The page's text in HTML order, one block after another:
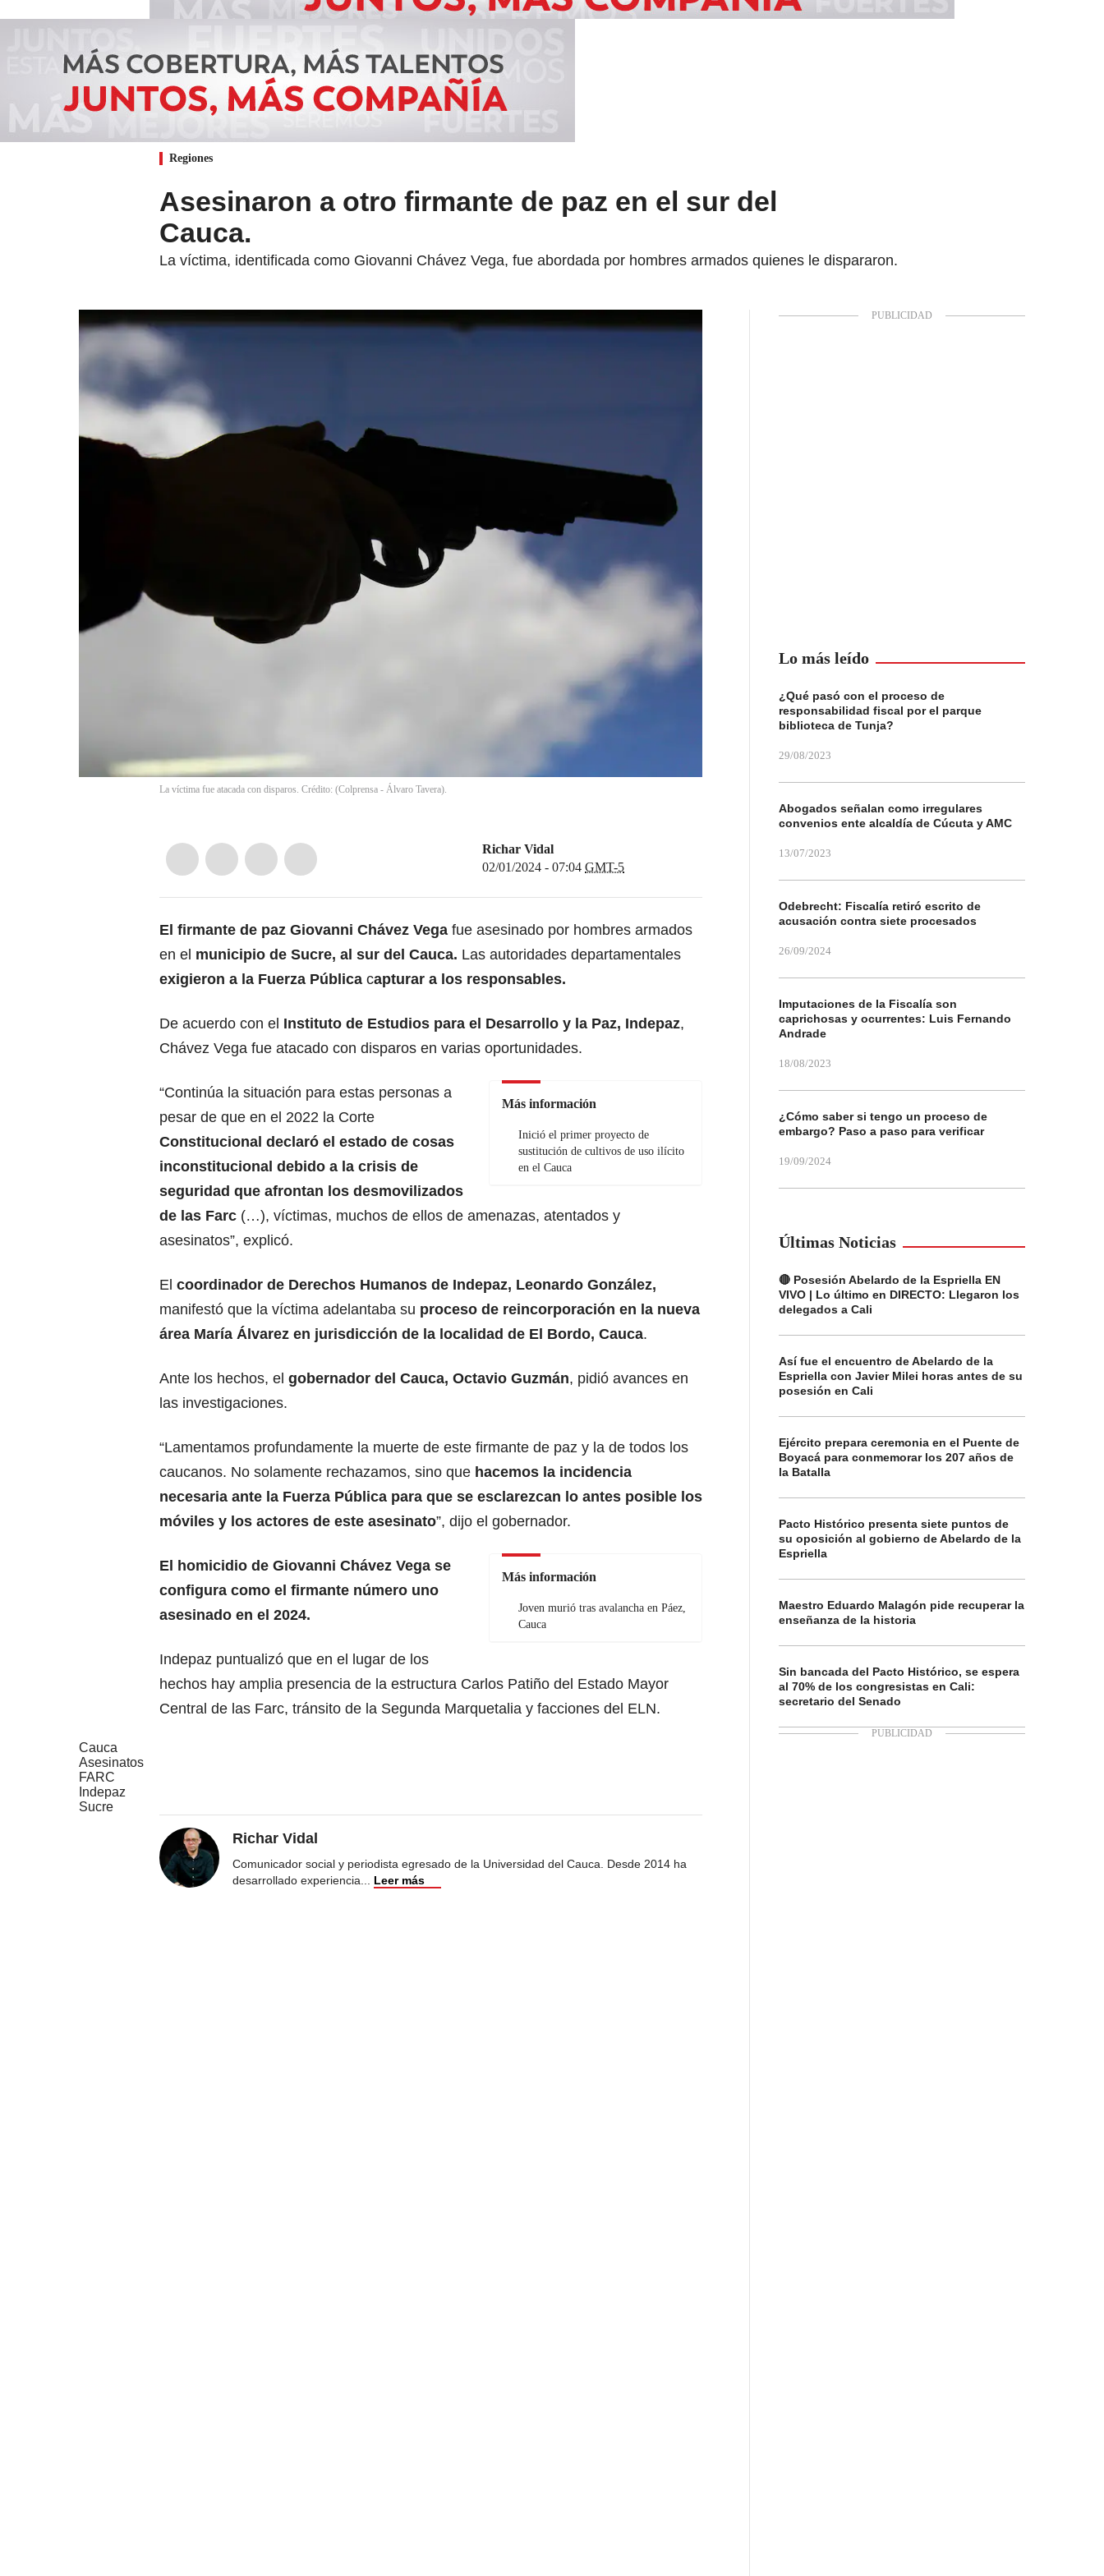
Regiones
Asesinaron a otro firmante de paz en el sur del
Cauca.
La víctima, identificada como Giovanni Chávez Vega, fue abordada por hombres armados quienes le dispararon.
La víctima fue atacada con disparos. Crédito: (Colprensa - Álvaro Tavera).
Richar Vidal
02/01/2024 - 07:04 GMT-5
El firmante de paz Giovanni Chávez Vega fue asesinado por hombres armados
en el municipio de Sucre, al sur del Cauca. Las autoridades departamentales
exigieron a la Fuerza Pública capturar a los responsables.
De acuerdo con el Instituto de Estudios para el Desarrollo y la Paz, Indepaz,
Chávez Vega fue atacado con disparos en varias oportunidades.
Más información
Inició el primer proyecto de
sustitución de cultivos de uso ilícito
en el Cauca
“Continúa la situación para estas personas a
pesar de que en el 2022 la Corte
Constitucional declaró el estado de cosas
inconstitucional debido a la crisis de
seguridad que afrontan los desmovilizados
de las Farc (…), víctimas, muchos de ellos de amenazas, atentados y
asesinatos”, explicó.
El coordinador de Derechos Humanos de Indepaz, Leonardo González,
manifestó que la víctima adelantaba su proceso de reincorporación en la nueva
área María Álvarez en jurisdicción de la localidad de El Bordo, Cauca.
Ante los hechos, el gobernador del Cauca, Octavio Guzmán, pidió avances en
las investigaciones.
“Lamentamos profundamente la muerte de este firmante de paz y la de todos los
caucanos. No solamente rechazamos, sino que hacemos la incidencia
necesaria ante la Fuerza Pública para que se esclarezcan lo antes posible los
móviles y los actores de este asesinato”, dijo el gobernador.
Más información
Joven murió tras avalancha en Páez,
Cauca
El homicidio de Giovanni Chávez Vega se
configura como el firmante número uno
asesinado en el 2024.
Indepaz puntualizó que en el lugar de los
hechos hay amplia presencia de la estructura Carlos Patiño del Estado Mayor
Central de las Farc, tránsito de la Segunda Marquetalia y facciones del ELN.
Cauca
Asesinatos
FARC
Indepaz
Sucre
Richar Vidal
Comunicador social y periodista egresado de la Universidad del Cauca. Desde 2014 ha
desarrollado experiencia... Leer más
Lo más leído
¿Qué pasó con el proceso de
responsabilidad fiscal por el parque
biblioteca de Tunja?
29/08/2023
Abogados señalan como irregulares
convenios ente alcaldía de Cúcuta y AMC
13/07/2023
Odebrecht: Fiscalía retiró escrito de
acusación contra siete procesados
26/09/2024
Imputaciones de la Fiscalía son
caprichosas y ocurrentes: Luis Fernando
Andrade
18/08/2023
¿Cómo saber si tengo un proceso de
embargo? Paso a paso para verificar
19/09/2024
Últimas Noticias
🔴 Posesión Abelardo de la Espriella EN
VIVO | Lo último en DIRECTO: Llegaron los
delegados a Cali
Así fue el encuentro de Abelardo de la
Espriella con Javier Milei horas antes de su
posesión en Cali
Ejército prepara ceremonia en el Puente de
Boyacá para conmemorar los 207 años de
la Batalla
Pacto Histórico presenta siete puntos de
su oposición al gobierno de Abelardo de la
Espriella
Maestro Eduardo Malagón pide recuperar la
enseñanza de la historia
Sin bancada del Pacto Histórico, se espera
al 70% de los congresistas en Cali:
secretario del Senado